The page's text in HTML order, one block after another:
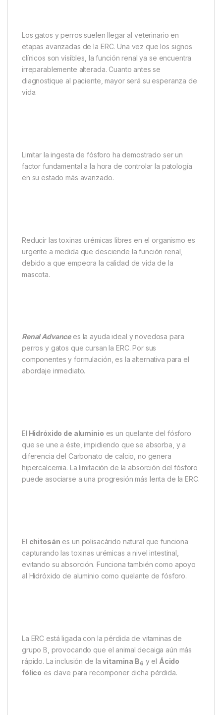
Los gatos y perros suelen llegar al veterinario en
etapas avanzadas de la ERC. Una vez que los signos
clínicos son visibles, la función renal ya se encuentra
irreparablemente alterada. Cuanto antes se
diagnostique al paciente, mayor será su esperanza de
vida.
Limitar la ingesta de fósforo ha demostrado ser un
factor fundamental a la hora de controlar la patología
en su estado más avanzado.
Reducir las toxinas urémicas libres en el organismo es
urgente a medida que desciende la función renal,
debido a que empeora la calidad de vida de la
mascota.
Renal Advancees la ayuda ideal y novedosa para
perros y gatos que cursan la ERC. Por sus
componentes y formulación, es la alternativa para el
abordaje inmediato.
El Hidróxido de aluminio es un quelante del fósforo
que se une a éste, impidiendo que se absorba, y a
diferencia del Carbonato de calcio, no genera
hipercalcemia. La limitación de la absorción del fósforo
puede asociarse a una progresión más lenta de la ERC.
El chitosán es un polisacárido natural que funciona
capturando las toxinas urémicas a nivel intestinal,
evitando su absorción. Funciona también como apoyo
al Hidróxido de aluminio como quelante de fósforo.
La ERC está ligada con la pérdida de vitaminas de
grupo B, provocando que el animal decaiga aún más
rápido. La inclusión de lavitamina B6 y el Ácido
fólico es clave para recomponer dicha pérdida.